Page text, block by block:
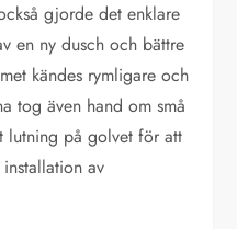
gjorde det enklare
en ny dusch och bättre
kändes rymligare och
tog även hand om små
lutning på golvet för att
av